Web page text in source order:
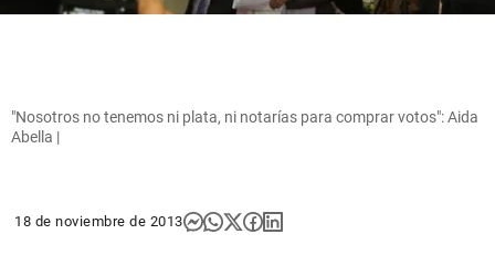
"Nosotros no tenemos ni plata, ni notarías para comprar votos": Aida
Abella |
18 de noviembre de 2013